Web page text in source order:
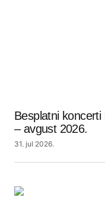
Besplatni
– avgust 2026.
31. jul 2026.